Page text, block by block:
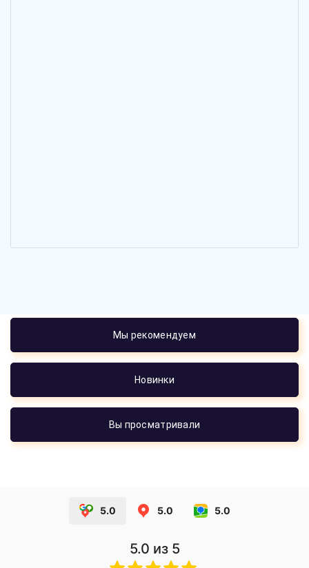
Мы рекомендуем
Новинки
Вы просматривали
5.0 5.0 5.0
5.0 из 5